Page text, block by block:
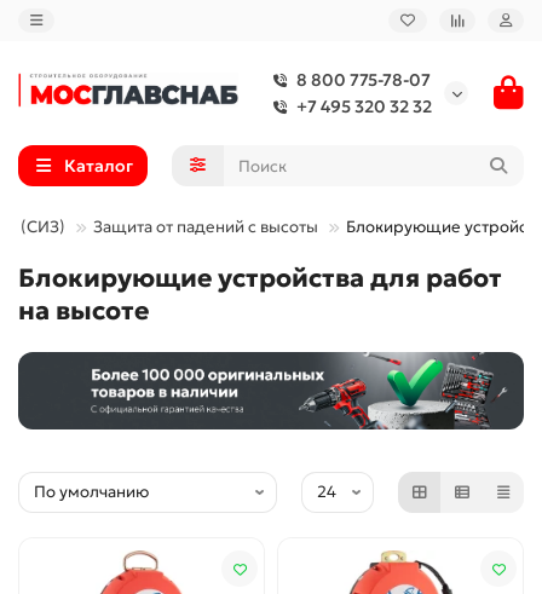
8 800 775-78-07
+7 495 320 32 32
Каталог
(СИЗ) Защита от падений с высоты Блокирующие
Блокирующие устройства для работ
на высоте